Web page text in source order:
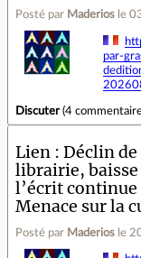
Posté par Maderios le
par-
Discuter(4
Lien
Déclin de
librairie, baisse
l’écrit continue
Menace sur la
Posté par Maderios le